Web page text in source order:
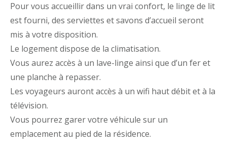
Pour vous accueillir dans un vrai confort, le linge de lit
est fourni, des serviettes et savons d’accueil seront
mis à votre disposition.
Le logement dispose de la climatisation.
Vous aurez accès à un lave-linge ainsi que d’un fer et
une planche à repasser.
Les voyageurs auront accès à un wifi haut débit et à la
télévision.
Vous pourrez garer votre véhicule sur un
emplacement au pied de la résidence.